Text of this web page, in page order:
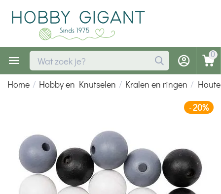
0
Home / Hobby en Knutselen / Kralen en ringen /
-20%